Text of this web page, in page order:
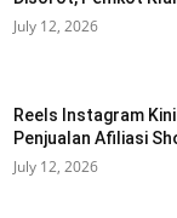
July 12, 2026
Reels Instagram
Penjualan Afiliasi
July 12, 2026